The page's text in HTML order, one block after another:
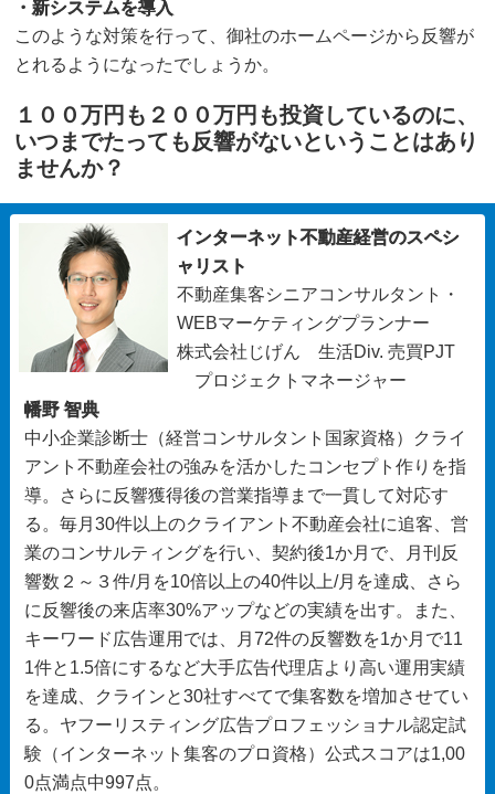
・新システムを導入
このような対策を行って、御社のホームページから反響が
とれるようになったでしょうか。
１００万円も２００万円も投資しているのに、
いつまでたっても反響がないということはあり
ませんか？
インターネット不動産経営のスペシ
ャリスト
不動産集客シニアコンサルタント・
WEBマーケティングプランナー
株式会社じげん 生活Div. 売買PJT
プロジェクトマネージャー
幡野 智典
中小企業診断士（経営コンサルタント国家資格）クライ
アント不動産会社の強みを活かしたコンセプト作りを指
導。さらに反響獲得後の営業指導まで一貫して対応す
る。毎月30件以上のクライアント不動産会社に追客、営
業のコンサルティングを行い、契約後1か月で、月刊反
響数２～３件/月を10倍以上の40件以上/月を達成、さら
に反響後の来店率30%アップなどの実績を出す。また、
キーワード広告運用では、月72件の反響数を1か月で11
1件と1.5倍にするなど大手広告代理店より高い運用実績
を達成、クラインと30社すべてで集客数を増加させてい
る。ヤフーリスティング広告プロフェッショナル認定試
験（インターネット集客のプロ資格）公式スコアは1,00
0点満点中997点。